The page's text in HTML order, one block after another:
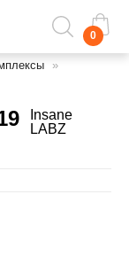
0
»
Insane
LABZ